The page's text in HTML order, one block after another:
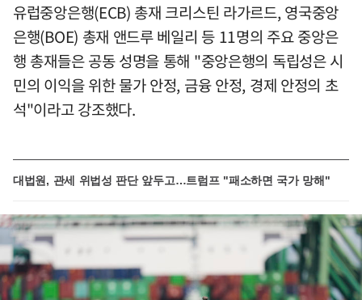
유럽중앙은행(ECB) 총재 크리스틴 라가르드, 영국중앙
은행(BOE) 총재 앤드루 베일리 등 11명의 주요 중앙은
행 총재들은 공동 성명을 통해 "중앙은행의 독립성은 시
민의 이익을 위한 물가 안정, 금융 안정, 경제 안정의 초
석"이라고 강조했다.
대법원, 관세 위법성 판단 앞두고…트럼프 "패소하면 국가 망해"